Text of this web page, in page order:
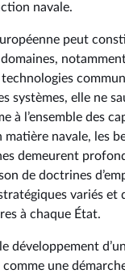
navale.
peut
systèmes, elle ne
à l’ensemble des
navale, les
demeurent
de doctrines
variés et
à chaque État.
développement
une